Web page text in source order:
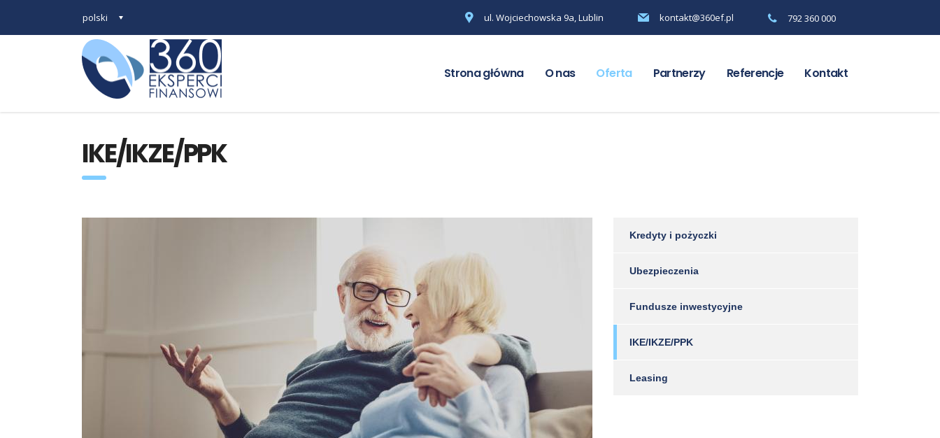
polski ul. Wojciechowska 9a, Lublin kontakt@360ef.pl 792 360 000
Strona główna O nas Oferta Partnerzy Referencje Kontakt
IKE/IKZE/PPK
Kredyty i pożyczki
Ubezpieczenia
Fundusze inwestycyjne
IKE/IKZE/PPK
Leasing